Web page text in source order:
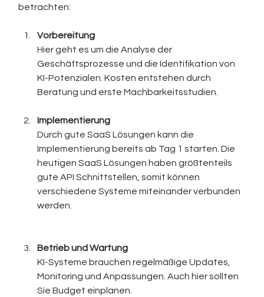
betrachten:
Vorbereitung
Hier geht es um die Analyse der
Geschäftsprozesse und die Identifikation von
KI-Potenzialen. Kosten entstehen durch
Beratung und erste Machbarkeitsstudien.
Implementierung
Durch gute SaaS Lösungen kann die
Implementierung bereits ab Tag 1 starten. Die
heutigen SaaS Lösungen haben größtenteils
gute API Schnittstellen, somit können
verschiedene Systeme miteinander verbunden
werden.
Betrieb und Wartung
KI-Systeme brauchen regelmäßige Updates,
Monitoring und Anpassungen. Auch hier sollten
Sie Budget einplanen.